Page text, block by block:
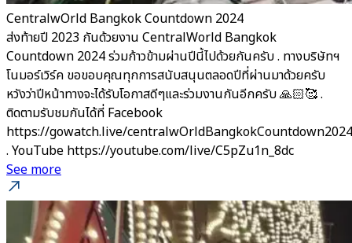
CentralwOrld Bangkok Countdown 2024
ส่งท้ายปี 2023 กันด้วยงาน CentralWorld Bangkok
Countdown 2024 ร่วมก้าวข้ามผ่านปีนี้ไปด้วยกันครับ . ทางบริษัทฯ
โนมอร์เวิร์ค ขอขอบคุณทุกการสนับสนุนตลอดปีที่ผ่านมาด้วยครับ
หวังว่าปีหน้าทางจะได้รับโอกาสดีๆและร่วมงานกันอีกครับ 🙏🏻🥰 .
ติดตามรับชมกันได้ที่ Facebook
https://gowatch.live/centralwOrldBangkokCountdown2024
. YouTube https://youtube.com/live/C5pZu1n_8dc
See more